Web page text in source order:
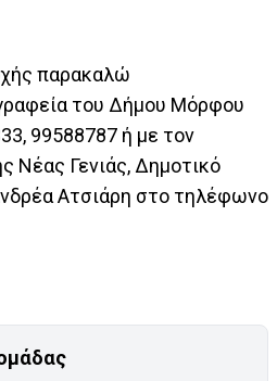
παρακαλώ
του Δήμου Μόρφου
99588787 ή με τον
Νέας Γενιάς, Δημοτικό
Ατσιάρη στο τηλέφωνο